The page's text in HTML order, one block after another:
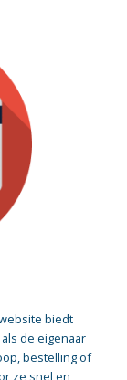
biedt
de eigenaar
bestelling of
ze snel en